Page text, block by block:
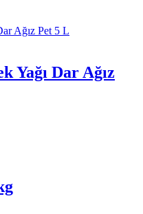
Yağı Dar Ağız